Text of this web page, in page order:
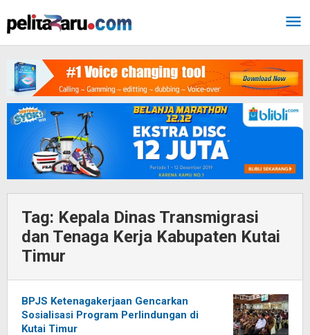
ke
konten
Tag: Kepala Dinas Transmigrasi
dan Tenaga Kerja Kabupaten Kutai
Timur
BPJS Ketenagakerjaan Gencarkan
Sosialisasi Program Perlindungan di
Kutai Timur